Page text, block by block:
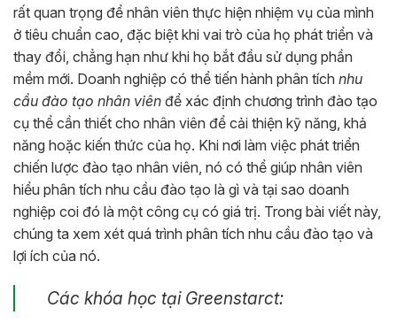
rất quan trọng để nhân viên thực hiện nhiệm vụ của mình
ở tiêu chuẩn cao, đặc biệt khi vai trò của họ phát triển và
thay đổi, chẳng hạn như khi họ bắt đầu sử dụng phần
mềm mới. Doanh nghiệp có thể tiến hành phân tích nhu
cầu đào tạo nhân viên để xác định chương trình đào tạo
cụ thể cần thiết cho nhân viên để cải thiện kỹ năng, khả
năng hoặc kiến ​​thức của họ. Khi nơi làm việc phát triển
chiến lược đào tạo nhân viên, nó có thể giúp nhân viên
hiểu phân tích nhu cầu đào tạo là gì và tại sao doanh
nghiệp coi đó là một công cụ có giá trị. Trong bài viết này,
chúng ta xem xét quá trình phân tích nhu cầu đào tạo và
lợi ích của nó.
Các khóa học tại Greenstarct: